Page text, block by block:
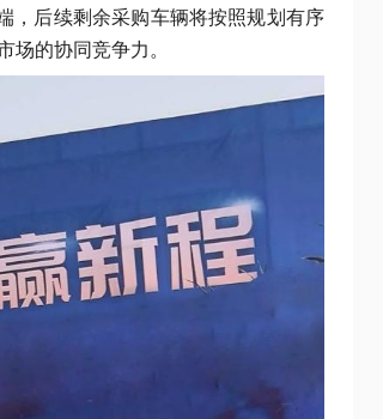
，后续剩余采购车辆将按照规划有序
场的协同竞争力。